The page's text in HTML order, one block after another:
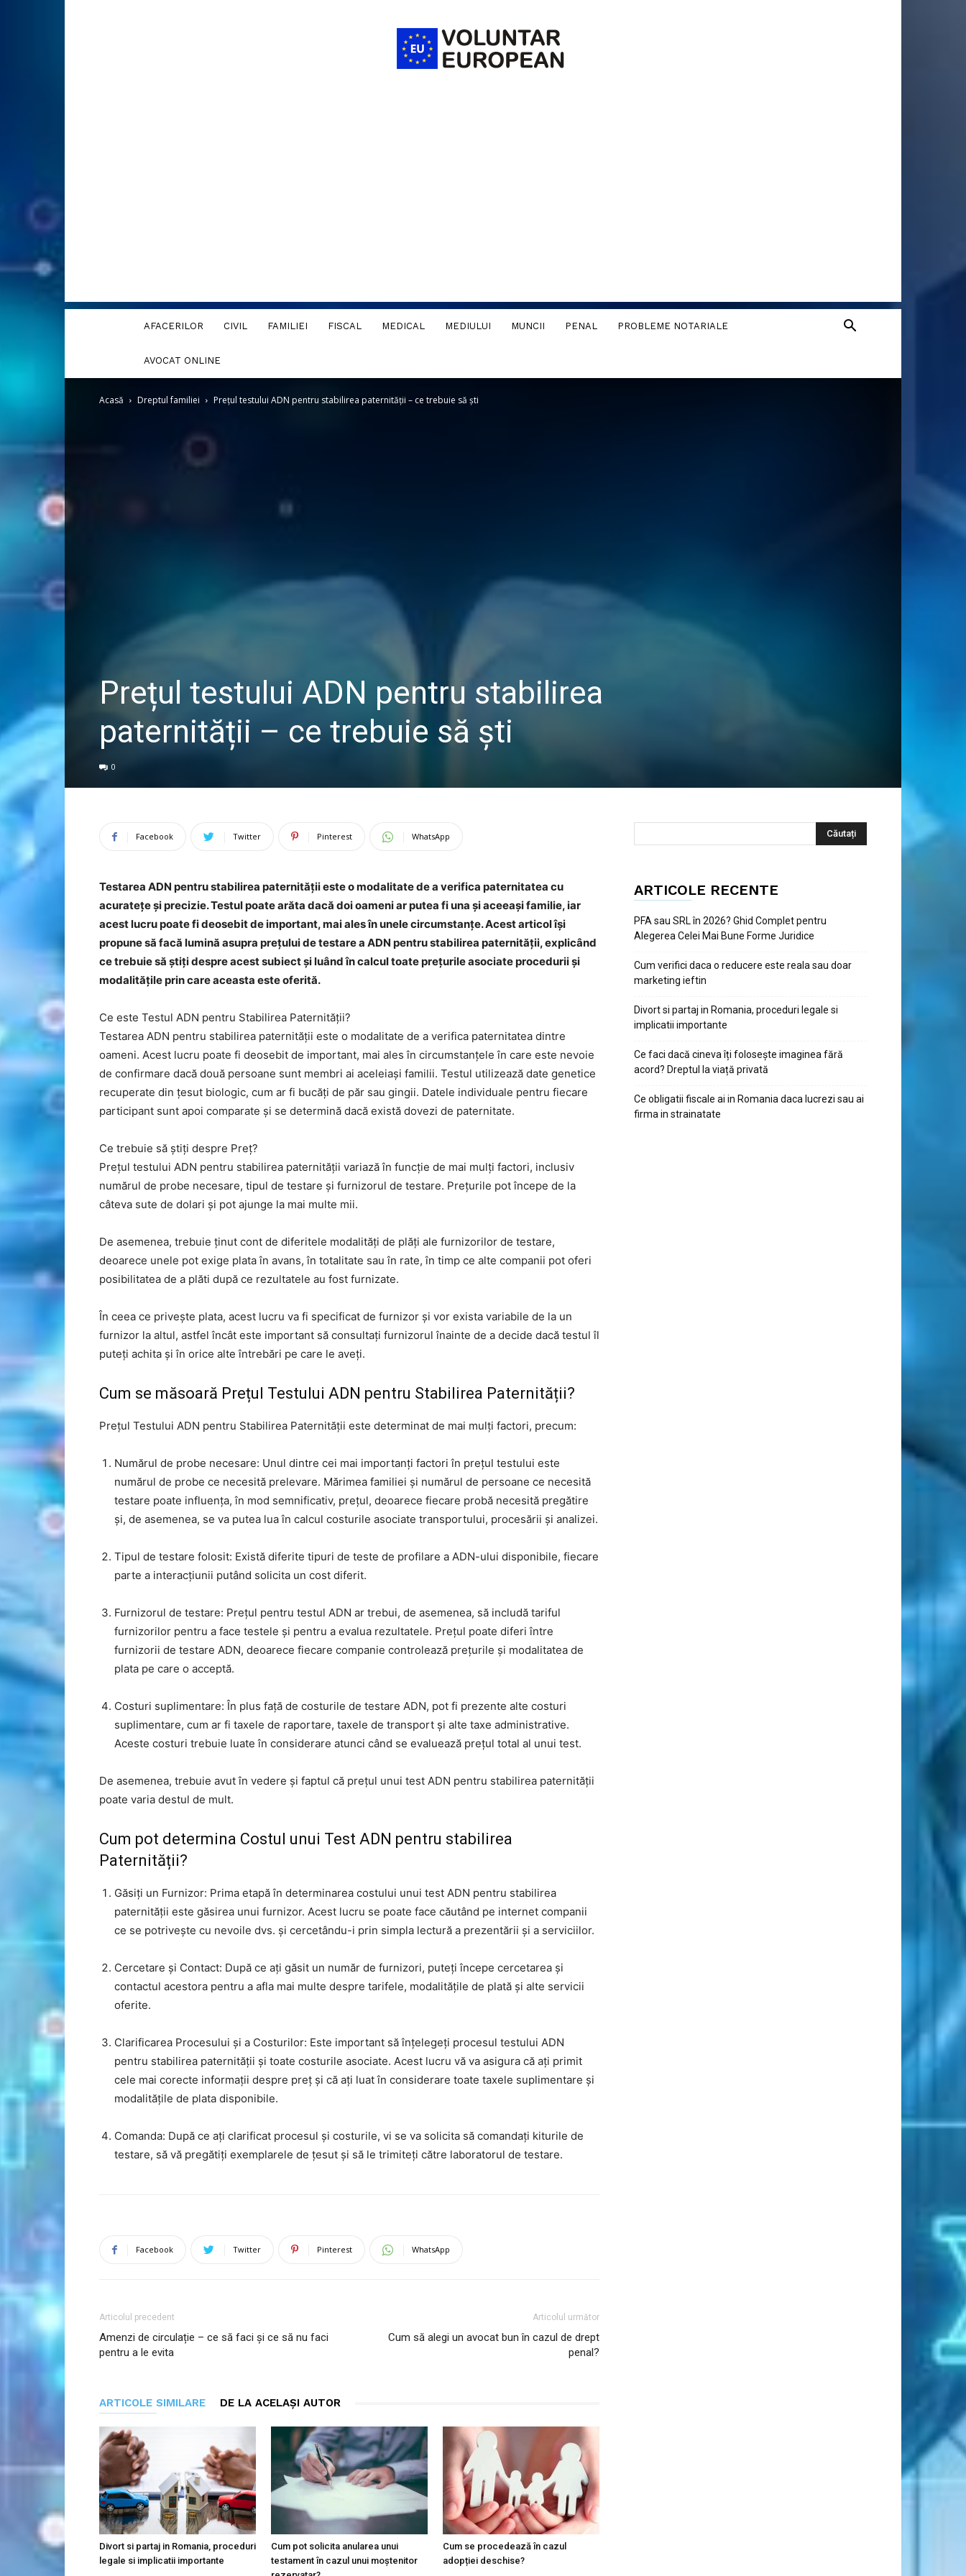
AFACERILOR CIVIL FAMILIEI FISCAL MEDICAL MEDIULUI MUNCII PENAL PROBLEME NOTARIALE
AVOCAT ONLINE
Acasă Dreptul familiei Prețul testului ADN pentru stabilirea paternității – ce trebuie să ști
Prețul testului ADN pentru stabilirea
paternității – ce trebuie să ști
0
Facebook Twitter Pinterest WhatsApp
Testarea ADN pentru stabilirea paternității este o modalitate de a verifica paternitatea cu
acuratețe și precizie. Testul poate arăta dacă doi oameni ar putea fi una și aceeași familie, iar
acest lucru poate fi deosebit de important, mai ales în unele circumstanțe. Acest articol își
propune să facă lumină asupra prețului de testare a ADN pentru stabilirea paternității, explicând
ce trebuie să știți despre acest subiect și luând în calcul toate prețurile asociate procedurii și
modalitățile prin care aceasta este oferită.
Ce este Testul ADN pentru Stabilirea Paternității?
Testarea ADN pentru stabilirea paternității este o modalitate de a verifica paternitatea dintre
oameni. Acest lucru poate fi deosebit de important, mai ales în circumstanțele în care este nevoie
de confirmare dacă două persoane sunt membri ai aceleiași familii. Testul utilizează date genetice
recuperate din țesut biologic, cum ar fi bucăți de păr sau gingii. Datele individuale pentru fiecare
participant sunt apoi comparate și se determină dacă există dovezi de paternitate.
Ce trebuie să știți despre Preț?
Prețul testului ADN pentru stabilirea paternității variază în funcție de mai mulți factori, inclusiv
numărul de probe necesare, tipul de testare și furnizorul de testare. Prețurile pot începe de la
câteva sute de dolari și pot ajunge la mai multe mii.
De asemenea, trebuie ținut cont de diferitele modalități de plăți ale furnizorilor de testare,
deoarece unele pot exige plata în avans, în totalitate sau în rate, în timp ce alte companii pot oferi
posibilitatea de a plăti după ce rezultatele au fost furnizate.
În ceea ce privește plata, acest lucru va fi specificat de furnizor și vor exista variabile de la un
furnizor la altul, astfel încât este important să consultați furnizorul înainte de a decide dacă testul îl
puteți achita și în orice alte întrebări pe care le aveți.
Cum se măsoară Prețul Testului ADN pentru Stabilirea Paternității?
Prețul Testului ADN pentru Stabilirea Paternității este determinat de mai mulți factori, precum:
Numărul de probe necesare: Unul dintre cei mai importanți factori în prețul testului este
numărul de probe ce necesită prelevare. Mărimea familiei și numărul de persoane ce necesită
testare poate influența, în mod semnificativ, prețul, deoarece fiecare probă necesită pregătire
și, de asemenea, se va putea lua în calcul costurile asociate transportului, procesării și analizei.
Tipul de testare folosit: Există diferite tipuri de teste de profilare a ADN-ului disponibile, fiecare
parte a interacțiunii putând solicita un cost diferit.
Furnizorul de testare: Prețul pentru testul ADN ar trebui, de asemenea, să includă tariful
furnizorilor pentru a face testele și pentru a evalua rezultatele. Prețul poate diferi între
furnizorii de testare ADN, deoarece fiecare companie controlează prețurile și modalitatea de
plata pe care o acceptă.
Costuri suplimentare: În plus față de costurile de testare ADN, pot fi prezente alte costuri
suplimentare, cum ar fi taxele de raportare, taxele de transport și alte taxe administrative.
Aceste costuri trebuie luate în considerare atunci când se evaluează prețul total al unui test.
De asemenea, trebuie avut în vedere și faptul că prețul unui test ADN pentru stabilirea paternității
poate varia destul de mult.
Cum pot determina Costul unui Test ADN pentru stabilirea
Paternității?
Găsiți un Furnizor: Prima etapă în determinarea costului unui test ADN pentru stabilirea
paternității este găsirea unui furnizor. Acest lucru se poate face căutând pe internet companii
ce se potrivește cu nevoile dvs. și cercetându-i prin simpla lectură a prezentării și a serviciilor.
Cercetare și Contact: După ce ați găsit un număr de furnizori, puteți începe cercetarea și
contactul acestora pentru a afla mai multe despre tarifele, modalitățile de plată și alte servicii
oferite.
Clarificarea Procesului și a Costurilor: Este important să înțelegeți procesul testului ADN
pentru stabilirea paternității și toate costurile asociate. Acest lucru vă va asigura că ați primit
cele mai corecte informații despre preț și că ați luat în considerare toate taxele suplimentare și
modalitățile de plata disponibile.
Comanda: După ce ați clarificat procesul și costurile, vi se va solicita să comandați kiturile de
testare, să vă pregătiți exemplarele de țesut și să le trimiteți către laboratorul de testare.
Facebook Twitter Pinterest WhatsApp
Articolul precedent
Amenzi de circulație – ce să faci și ce să nu faci
pentru a le evita
Articolul următor
Cum să alegi un avocat bun în cazul de drept
penal?
ARTICOLE SIMILARE DE LA ACELAȘI AUTOR
Divort si partaj in Romania, proceduri
legale si implicatii importante
Cum pot solicita anularea unui
testament în cazul unui moștenitor
Cum se procedează în cazul
adopției deschise?
ARTICOLE RECENTE
PFA sau SRL în 2026? Ghid Complet pentru
Alegerea Celei Mai Bune Forme Juridice
Cum verifici daca o reducere este reala sau doar
marketing ieftin
Divort si partaj in Romania, proceduri legale si
implicatii importante
Ce faci dacă cineva îți folosește imaginea fără
acord? Dreptul la viață privată
Ce obligatii fiscale ai in Romania daca lucrezi sau ai
firma in strainatate